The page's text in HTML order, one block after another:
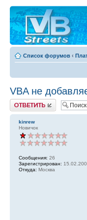
Список форумов ‹
VBA не
Ответить
kinrew
Новичок
Сообщения: 26
Зарегистрирован:
Откуда: Москва